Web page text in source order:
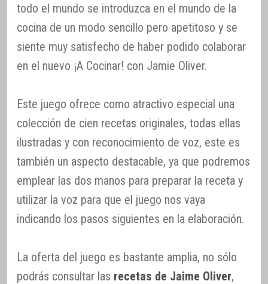
todo el mundo se introduzca en el mundo de la
cocina de un modo sencillo pero apetitoso y se
siente muy satisfecho de haber podido colaborar
en el nuevo ¡A Cocinar! con Jamie Oliver.
Este juego ofrece como atractivo especial una
colección de cien recetas originales, todas ellas
ilustradas y con reconocimiento de voz, este es
también un aspecto destacable, ya que podremos
emplear las dos manos para preparar la receta y
utilizar la voz para que el juego nos vaya
indicando los pasos siguientes en la elaboración.
La oferta del juego es bastante amplia, no sólo
podrás consultar las recetas de Jaime Oliver,